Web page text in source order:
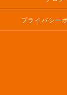
プライバシー